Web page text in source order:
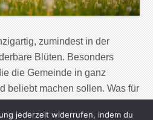
zumindest in der
Blüten. Besonders
die Gemeinde in ganz
beliebt machen sollen. Was für
jederzeit widerrufen, indem du